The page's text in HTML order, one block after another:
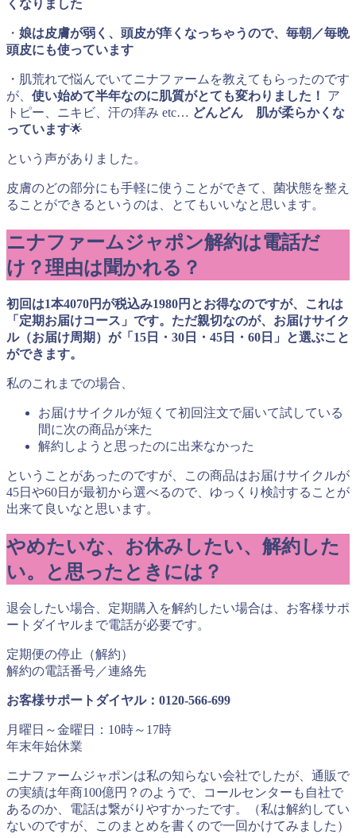
くなりました
・ 娘は皮膚が弱く、頭皮が痒くなっちゃうので、毎朝／毎晩
頭皮にも使っています
・肌荒れで悩んでいてニナファームを教えてもらったのです
が、 使い始めて半年なのに肌質がとても変わりました！
ア
トピー、ニキビ、汗の痒み etc… どんどん 肌が柔らかくな
っています🌟
という声がありました。
皮膚のどの部分にも手軽に使うことができて、菌状態を整え
ることができるというのは、とてもいいなと思います。
ニナファームジャポン解約は電話だ
け？理由は聞かれる？
初回は1本4070円が税込み1980円とお得なのですが、これは
「定期お届けコース」です。ただ親切なのが、お届けサイク
ル（お届け周期）が「 15 日・ 30 日・ 45 日・ 60 日」と選ぶこと
ができます。
私のこれまでの場合、
お届けサイクルが短くて初回注文で届いて試している
間に次の商品が来た
解約しようと思ったのに出来なかった
ということがあったのですが、この商品はお届けサイクルが
45日や60日が最初から選べるので、ゆっくり検討することが
出来て良いなと思います。
やめたいな、お休みしたい、解約した
い。と思ったときには？
退会したい場合、定期購入を解約したい場合は、お客様サポ
ートダイヤルまで電話が必要です。
定期便の停止（解約）
解約の電話番号／連絡先
お客様サポートダイヤル： 0120-566-699
月曜日～金曜日： 10時～ 17時
年末年始休業
ニナファームジャポンは私の知らない会社でしたが、通販で
の実績は年商100億円？のようで、コールセンターも自社で
あるのか、電話は繋がりやすかったです。（私は解約してい
ないのですが、このまとめを書くので一回かけてみました）